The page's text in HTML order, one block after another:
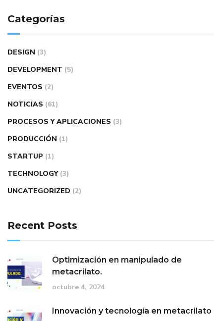
Categorías
DESIGN (3)
DEVELOPMENT (5)
EVENTOS (2)
NOTICIAS (61)
PROCESOS Y APLICACIONES (3)
PRODUCCIÓN (1)
STARTUP (1)
TECHNOLOGY (3)
UNCATEGORIZED (2)
Recent Posts
Optimización en manipulado de
metacrilato.
octubre 4, 2024
Innovación y tecnología en metacrilato